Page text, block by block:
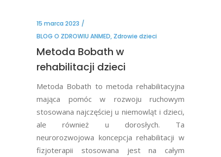
15 marca 2023
BLOG O ZDROWIU ANMED, Zdrowie dzieci
Metoda Bobath w
rehabilitacji dzieci
Metoda Bobath to metoda rehabilitacyjna
mająca pomóc w rozwoju ruchowym
stosowana najczęściej u niemowląt i dzieci,
ale również u dorosłych. Ta
neurorozwojowa koncepcja rehabilitacji w
fizjoterapii stosowana jest na całym